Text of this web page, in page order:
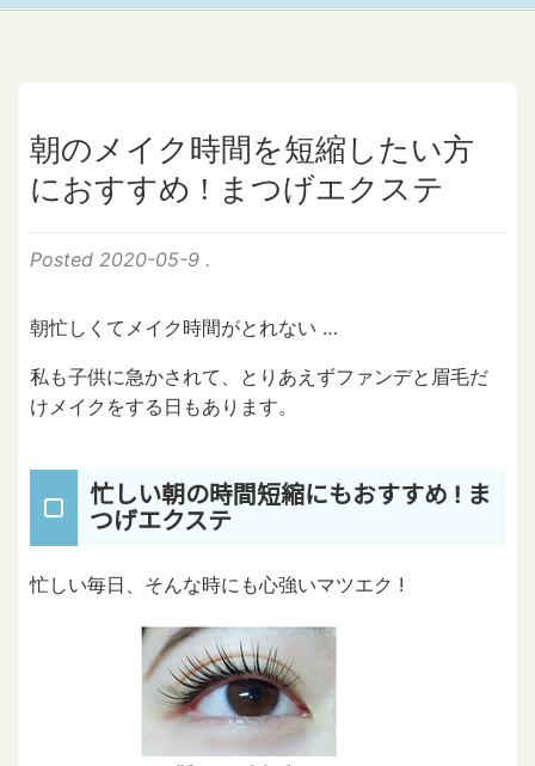
朝のメイク時間を短縮したい方
におすすめ ! まつげエクステ
Posted 2020-05-9 .
朝忙しくてメイク時間がとれない …
私も子供に急かされて、とりあえずファンデと眉毛だ
けメイクをする日もあります。
忙しい朝の時間短縮にもおすすめ ! ま
つげエクステ
忙しい毎日、そんな時にも心強いマツエク !